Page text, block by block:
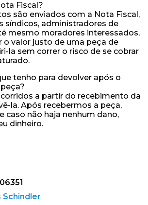
Fiscal?
são enviados com a Nota Fiscal,
síndicos, administradores de
mesmo moradores interessados,
o valor justo de uma peça de
la sem correr o risco de se cobrar
tenho para devolver após o
a partir do recebimento da
la. Após recebermos a peça,
caso não haja nenhum dano,
dinheiro.
Schindler